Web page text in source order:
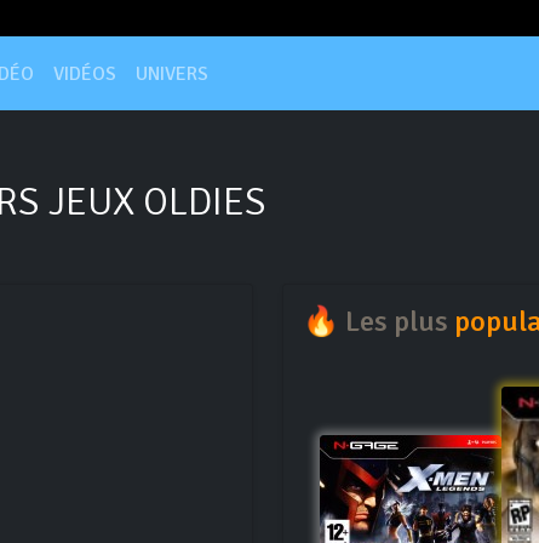
VIDÉOS UNIVERS
JEUX OLDIES
🔥 Les plus